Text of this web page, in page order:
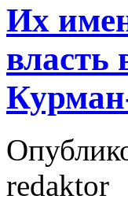
Их
власть
redaktor